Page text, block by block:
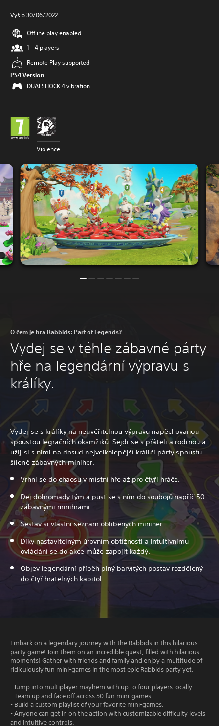
Vyšlo 30/06/2022
Offline play enabled
1 - 4 players
Remote Play supported
PS4 Version
DUALSHOCK 4 vibration
Violence
O čem je hra Rabbids: Part of Legends?
Vydej se v téhle zábavné párty
hře na legendární výpravu s
králíky.
Vydej se s králíky na neuvěřitelnou výpravu napěchovanou
spoustou legračních okamžiků. Sejdi se s přáteli a rodinou a
užij si s nimi na dosud nejvelkolepější králičí párty spoustu
šíleně zábavných miniher.
Vrhni se do chaosu v místní hře až pro čtyři hráče.
Dej dohromady tým a pusť se s ním do soubojů napříč 50
zábavnými minihrami.
Sestav si vlastní seznam oblíbených miniher.
Díky nastavitelným úrovním obtížnosti a intuitivnímu
ovládání se do akce může zapojit každý.
Objev legendární příběh plný barvitých postav rozdělený
do čtyř hratelných kapitol.
Embark on a legendary journey with the Rabbids in this hilarious
party game! Join them on an incredible quest, filled with hilarious
moments! Gather with friends and family and enjoy a multitude of
ridiculously fun mini-games in the most epic Rabbids party yet.
- Jump into multiplayer mayhem with up to four players locally.
- Team up and face off across 50 fun mini-games.
- Build a custom playlist of your favorite mini-games.
- Anyone can get in on the action with customizable difficulty levels
and intuitive controls.